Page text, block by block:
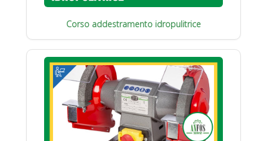
Corso addestramento idropulitrice